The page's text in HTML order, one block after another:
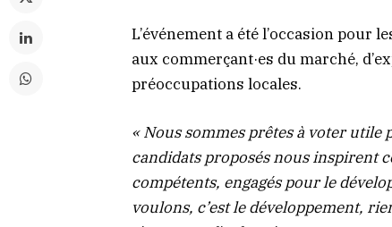
L’événement a été l’occasion pour
aux commerçant·es du marché,
préoccupations locales.
« Nous sommes prêtes à voter
candidats proposés nous inspirent
compétents, engagés pour le
voulons, c’est le développement,